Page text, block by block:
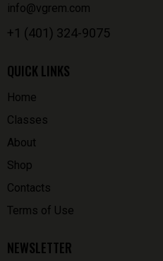
info@vgrem.com
+1 (401) 324-9075
QUICK LINKS
Home
Classes
About
Shop
Contacts
Terms of Use
NEWSLETTER